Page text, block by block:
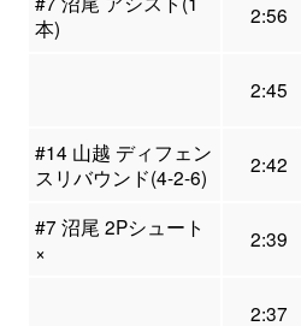
本)
2:56
2:45
#14 山越 ディフェン
スリバウンド(4-2-6)
2:42
#7 沼尾 2Pシュート
×
2:39
2:37